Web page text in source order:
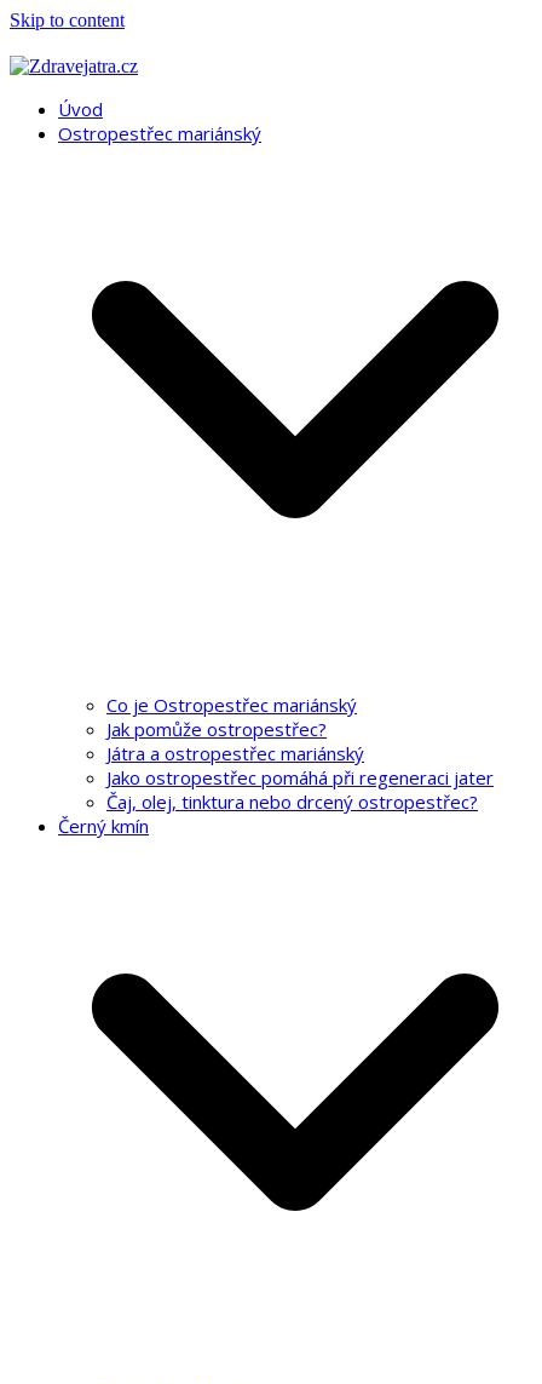
Skip to content
Úvod
Ostropestřec mariánský
Co je Ostropestřec mariánský
Jak pomůže ostropestřec?
Játra a ostropestřec mariánský
Jako ostropestřec pomáhá při regeneraci jater
Čaj, olej, tinktura nebo drcený ostropestřec?
Černý kmín